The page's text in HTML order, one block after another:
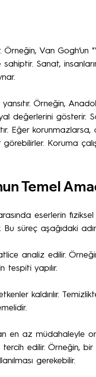
Van Gogh’un
Sanat, insanların
Örneğin,
değerlerini gösterir.
Eğer
Koruma
Temel
eserlerin fiziksel
süreç aşağıdaki
analiz edilir.
tespiti yapılır.
kaldırılır.
en az müdahaleyle
tercih edilir. Örneğin,
gerekebilir.